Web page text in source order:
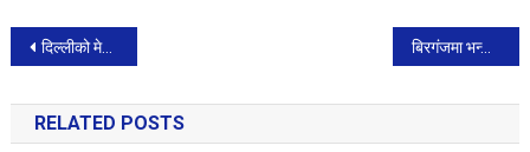
Post
navigation
दिल्लीको मेयरमा शैली ओबराय, केजरीवाले भने, ‘गुण्डागर्दी पराजय भयो’ बिरगंजमा भन्सार छली ल्याउदै गरेको लत्ताकपडा लोड रहेको ट्रक पक्राउ।
RELATED POSTS